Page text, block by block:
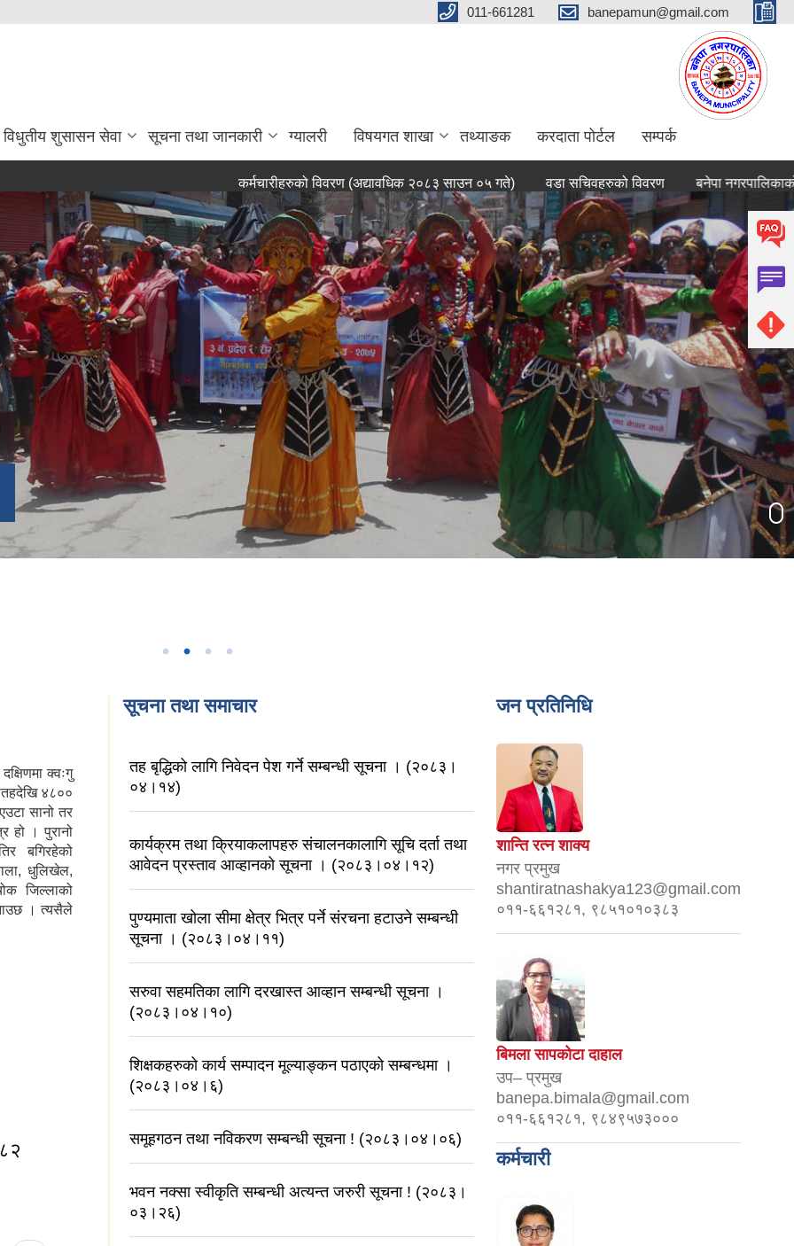
011-661281 banepamun@gmail.com
विधुतीय शुसासन सेवा सूचना तथा जानकारी ग्यालरी विषयगत शाखा तथ्याङक करदाता पोर्टल सम्पर्क
कर्मचारीहरुको विवरण (अद्यावधिक २०८३ साउन ०५ गते) वडा सचिवहरुको विवरण बनेपा नगरपालिकाको
तपाईलाई स्वागत छ । तपार्इ नगर कार्यपालिका क्षेत्रमा CCTV Camera को निगरानीमा हुनुहुन्छ । बनेपा नगरपालिकाको वेबसाईटमा तपाईलाई स्वागत छ ।
क्वःगु
४८००
सानो तर
हो । पुरानो
बगिरहेको
धुलिखेल,
जिल्लाको
। त्यसैले
सूचना तथा समाचार
तह बृद्धिको लागि निवेदन पेश गर्ने सम्बन्धी सूचना । (२०८३।
०४।१४)
कार्यक्रम तथा क्रियाकलापहरु संचालनकालागि सूचि दर्ता तथा
आवेदन प्रस्ताव आव्हानको सूचना । (२०८३।०४।१२)
पुण्यमाता खोला सीमा क्षेत्र भित्र पर्ने संरचना हटाउने सम्बन्धी
सूचना । (२०८३।०४।११)
सरुवा सहमतिका लागि दरखास्त आव्हान सम्बन्धी सूचना ।
(२०८३।०४।१०)
शिक्षकहरुको कार्य सम्पादन मूल्याङ्कन पठाएको सम्बन्धमा ।
(२०८३।०४।६)
समूहगठन तथा नविकरण सम्बन्धी सूचना ! (२०८३।०४।०६)
भवन नक्सा स्वीकृति सम्बन्धी अत्यन्त जरुरी सूचना ! (२०८३।
०३।२६)
जन प्रतिनिधि
शान्ति रत्न शाक्य
नगर प्रमुख
shantiratnashakya123@gmail.com
०११-६६१२८१, ९८५१०१०३८३
बिमला सापकोटा दाहाल
उप– प्रमुख
banepa.bimala@gmail.com
०११-६६१२८१, ९८४९५७३०००
कर्मचारी